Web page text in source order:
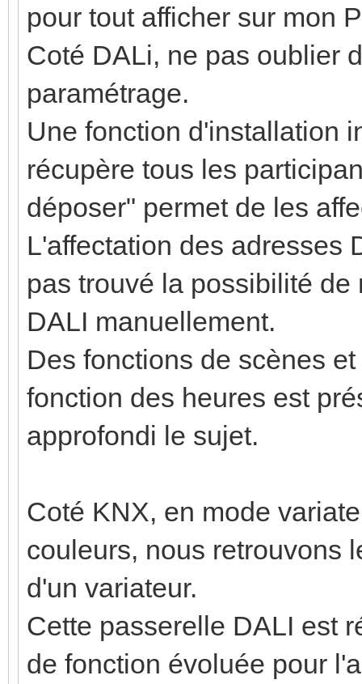
pour tout afficher sur mon
Coté DALi, ne pas oublier
paramétrage.
Une fonction d'installation
récupère tous les
déposer" permet de les
L'affectation des adresses
pas trouvé la possibilité
DALI manuellement.
Des fonctions de scènes
fonction des heures est
approfondi le sujet.
Coté KNX, en mode
couleurs, nous retrouvons
d'un variateur.
Cette passerelle DALI est
de fonction évoluée pour